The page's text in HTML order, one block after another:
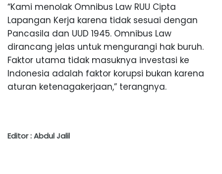
“Kami menolak Omnibus Law RUU Cipta
Lapangan Kerja karena tidak sesuai dengan
Pancasila dan UUD 1945. Omnibus Law
dirancang jelas untuk mengurangi hak buruh.
Faktor utama tidak masuknya investasi ke
Indonesia adalah faktor korupsi bukan karena
aturan ketenagakerjaan,” terangnya.
Editor : Abdul Jalil